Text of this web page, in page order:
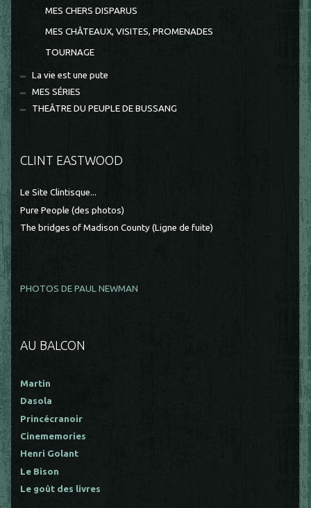
MES CHERS DISPARUS
MES CHÂTEAUX, VISITES, PROMENADES
TOURNAGE
La vie est une pute
MES SÉRIES
THEÂTRE DU PEUPLE DE BUSSANG
CLINT EASTWOOD
Le Site Clintisque...
Pure People (des photos)
The bridges of Madison County (Ligne de fuite)
PHOTOS DE PAUL NEWMAN
AU BALCON
Martin
Dasola
Princécranoir
Cinememories
Henri Golant
Le Bison
Le goût des livres